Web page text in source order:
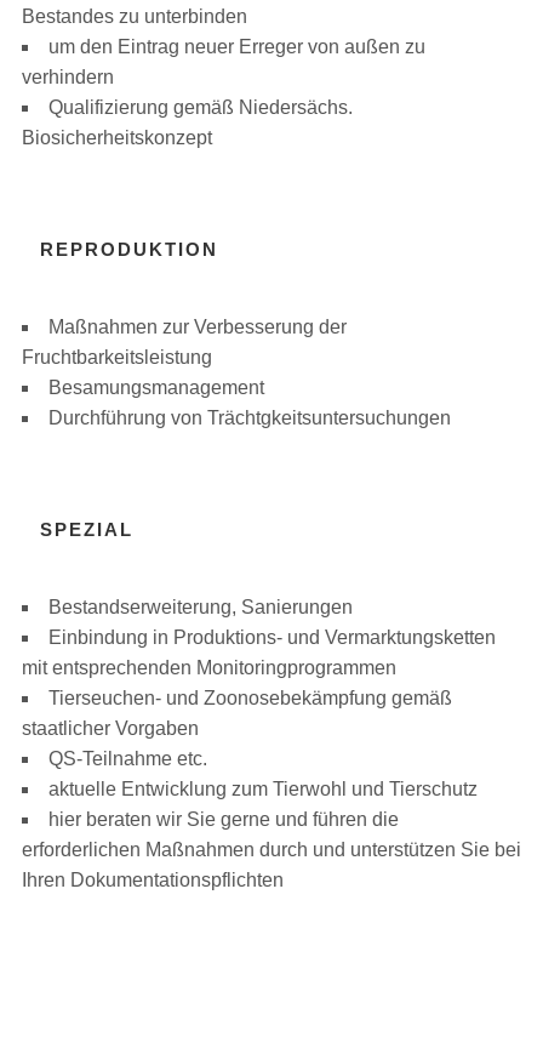
Bestandes zu unterbinden
um den Eintrag neuer Erreger von außen zu
verhindern
Qualifizierung gemäß Niedersächs.
Biosicherheitskonzept
REPRODUKTION
Maßnahmen zur Verbesserung der
Fruchtbarkeitsleistung
Besamungsmanagement
Durchführung von Trächtgkeitsuntersuchungen
SPEZIAL
Bestandserweiterung, Sanierungen
Einbindung in Produktions- und Vermarktungsketten
mit entsprechenden Monitoringprogrammen
Tierseuchen- und Zoonosebekämpfung gemäß
staatlicher Vorgaben
QS-Teilnahme etc.
aktuelle Entwicklung zum Tierwohl und Tierschutz
hier beraten wir Sie gerne und führen die
erforderlichen Maßnahmen durch und unterstützen Sie bei
Ihren Dokumentationspflichten